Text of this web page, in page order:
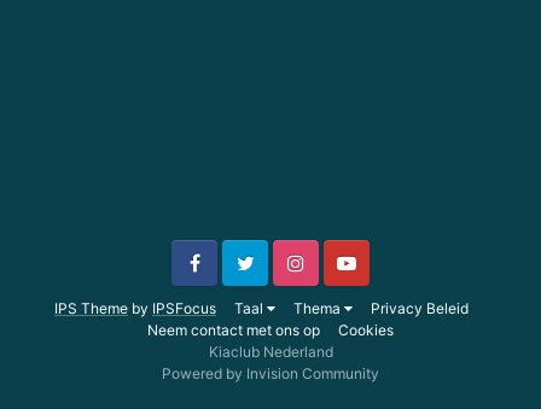
IPS Theme by IPSFocus Taal Thema
Privacy Beleid
Neem contact met ons op
Cookies
Kiaclub Nederland
Powered by Invision Community